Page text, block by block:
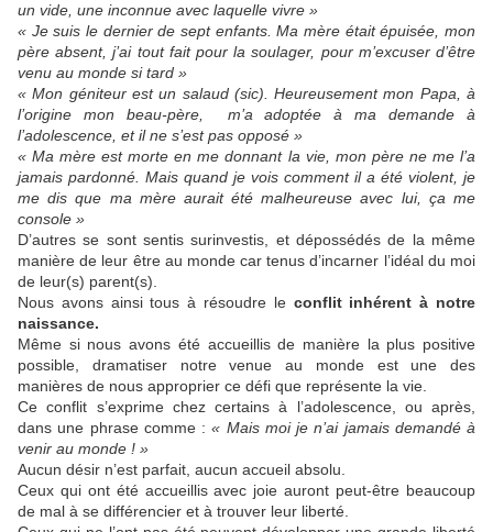
un vide, une inconnue avec laquelle vivre »
« Je suis le dernier de sept enfants. Ma mère était épuisée, mon
père absent, j’ai tout fait pour la soulager, pour m’excuser d’être
venu au monde si tard »
« Mon géniteur est un salaud (sic). Heureusement mon Papa, à
l’origine mon beau-père, m’a adoptée à ma demande à
l’adolescence, et il ne s’est pas opposé »
« Ma mère est morte en me donnant la vie, mon père ne me l’a
jamais pardonné. Mais quand je vois comment il a été violent, je
me dis que ma mère aurait été malheureuse avec lui, ça me
console »
D’autres se sont sentis surinvestis, et dépossédés de la même
manière de leur être au monde car tenus d’incarner l’idéal du moi
de leur(s) parent(s).
Nous avons ainsi tous à résoudre le conflit inhérent à notre
naissance.
Même si nous avons été accueillis de manière la plus positive
possible, dramatiser notre venue au monde est une des
manières de nous approprier ce défi que représente la vie.
Ce conflit s’exprime chez certains à l’adolescence, ou après,
dans une phrase comme :« Mais moi je n’ai jamais demandé à
venir au monde ! »
Aucun désir n’est parfait, aucun accueil absolu.
Ceux qui ont été accueillis avec joie auront peut-être beaucoup
de mal à se différencier et à trouver leur liberté.